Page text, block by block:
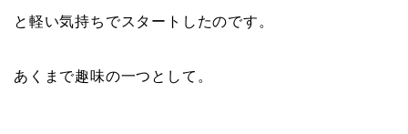
と軽い気持ちでスタートしたのです。
あくまで趣味の一つとして。